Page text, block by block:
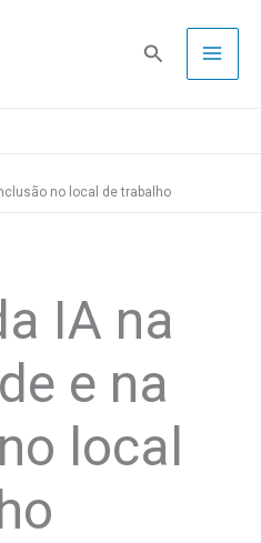
Pesquisa
no local de trabalho
IA na
e na
local